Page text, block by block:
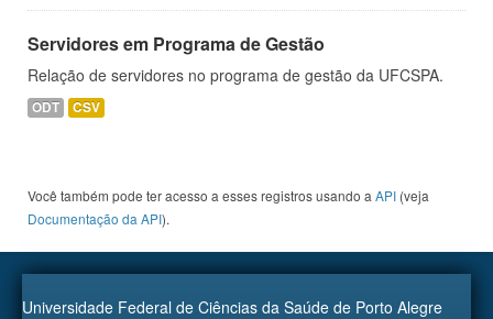
Servidores em Programa de Gestão
Relação de servidores no programa de gestão da UFCSPA.
ODT CSV
Você também pode ter acesso a esses registros usando a API (veja
Documentação da API).
Universidade Federal de Ciências da Saúde de Porto Alegre